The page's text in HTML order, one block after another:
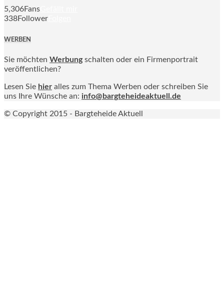
5,306Fans
338Follower
WERBEN
Sie möchten Werbung schalten oder ein Firmenportrait
veröffentlichen?
Lesen Sie hier alles zum Thema Werben oder schreiben Sie
uns Ihre Wünsche an: info@bargteheideaktuell.de
© Copyright 2015 - Bargteheide Aktuell